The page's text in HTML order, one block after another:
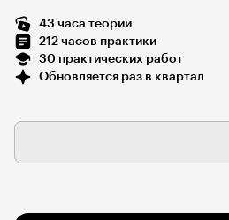
43 часа теории
212 часов практики
30 практических работ
Обновляется раз в квартал